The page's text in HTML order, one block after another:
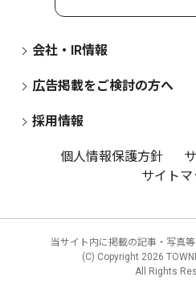
会社・IR情報
広告掲載をご検討の方へ
採用情報
個人情報保護方針
サイトマ
当サイト内に掲載の記事・写真
(C) Copyright 2026
All Rights